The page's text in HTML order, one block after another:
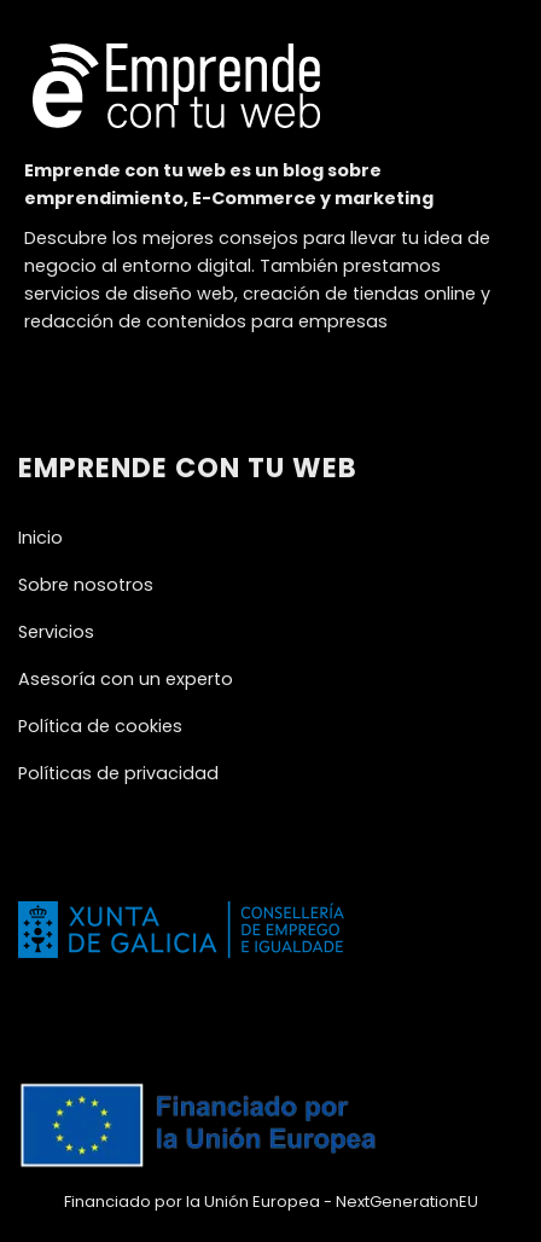
Emprende con tu web es un blog sobre
emprendimiento, E-Commerce y marketing
Descubre los mejores consejos para llevar tu idea de
negocio al entorno digital. También prestamos
servicios de diseño web, creación de tiendas online y
redacción de contenidos para empresas
EMPRENDE CON TU WEB
Inicio
Sobre nosotros
Servicios
Asesoría con un experto
Política de cookies
Políticas de privacidad
Financiado por la Unión Europea - NextGenerationEU